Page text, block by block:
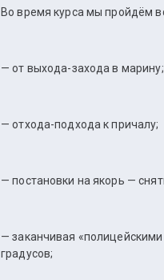
Во время курса мы пройдём
— от выхода-захода в марину;
— отхода-подхода к причалу;
— постановки на якорь —
— заканчивая
градусов;